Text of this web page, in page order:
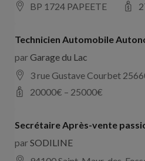
BP 1724 PAPEETE
Technicien Automobile
parGarage du Lac
3 rue Gustave Courbet
20000€ – 25000€
Secrétaire Après-vente
parSODILINE